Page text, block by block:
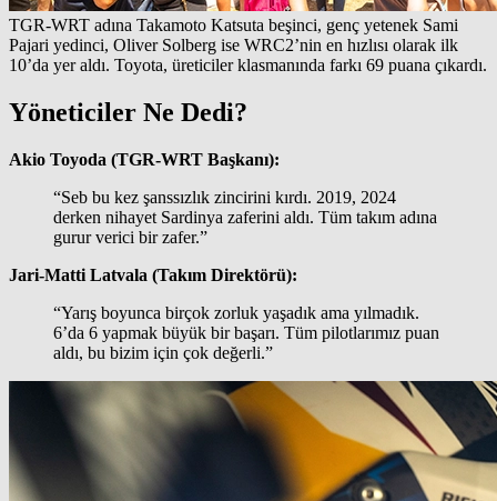
TGR-WRT adına Takamoto Katsuta beşinci, genç yetenek Sami
Pajari yedinci, Oliver Solberg ise WRC2’nin en hızlısı olarak ilk
10’da yer aldı. Toyota, üreticiler klasmanında farkı 69 puana çıkardı.
Yöneticiler Ne Dedi?
Akio Toyoda (TGR-WRT Başkanı):
“Seb bu kez şanssızlık zincirini kırdı. 2019, 2024
derken nihayet Sardinya zaferini aldı. Tüm takım adına
gurur verici bir zafer.”
Jari-Matti Latvala (Takım Direktörü):
“Yarış boyunca birçok zorluk yaşadık ama yılmadık.
6’da 6 yapmak büyük bir başarı. Tüm pilotlarımız puan
aldı, bu bizim için çok değerli.”